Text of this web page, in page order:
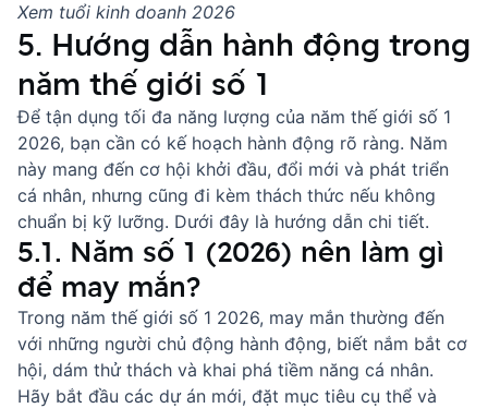
Xem tuổi kinh doanh 2026
5. Hướng dẫn hành động trong
năm thế giới số 1
Để tận dụng tối đa năng lượng của năm thế giới số 1
2026, bạn cần có kế hoạch hành động rõ ràng. Năm
này mang đến cơ hội khởi đầu, đổi mới và phát triển
cá nhân, nhưng cũng đi kèm thách thức nếu không
chuẩn bị kỹ lưỡng. Dưới đây là hướng dẫn chi tiết.
5.1. Năm số 1 (2026) nên làm gì
để may mắn?
Trong năm thế giới số 1 2026, may mắn thường đến
với những người chủ động hành động, biết nắm bắt cơ
hội, dám thử thách và khai phá tiềm năng cá nhân.
Hãy bắt đầu các dự án mới, đặt mục tiêu cụ thể và